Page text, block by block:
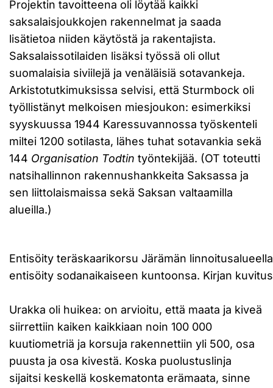
Projektin tavoitteena oli löytää kaikki
saksalaisjoukkojen rakennelmat ja saada
lisätietoa niiden käytöstä ja rakentajista.
Saksalaissotilaiden lisäksi työssä oli ollut
suomalaisia siviilejä ja venäläisiä sotavankeja.
Arkistotutkimuksissa selvisi, että Sturmbock oli
työllistänyt melkoisen miesjoukon: esimerkiksi
syyskuussa 1944 Karessuvannossa työskenteli
miltei 1200 sotilasta, lähes tuhat sotavankia sekä
144 Organisation Todtin työntekijää. (OT toteutti
natsihallinnon rakennushankkeita Saksassa ja
sen liittolaismaissa sekä Saksan valtaamilla
alueilla.)
Entisöity teräskaarikorsu Järämän
entisöity sodanaikaiseen kuntoonsa. Kirjan
Urakka oli huikea: on arvioitu, että maata ja kiveä
siirrettiin kaiken kaikkiaan noin 100 000
kuutiometriä ja korsuja rakennettiin yli 500, osa
puusta ja osa kivestä. Koska puolustuslinja
sijaitsi keskellä koskematonta erämaata, sinne